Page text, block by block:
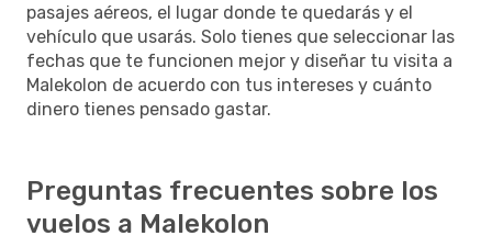
pasajes aéreos, el lugar donde te quedarás y el
vehículo que usarás. Solo tienes que seleccionar las
fechas que te funcionen mejor y diseñar tu visita a
Malekolon de acuerdo con tus intereses y cuánto
dinero tienes pensado gastar.
Preguntas frecuentes sobre los
vuelos a Malekolon